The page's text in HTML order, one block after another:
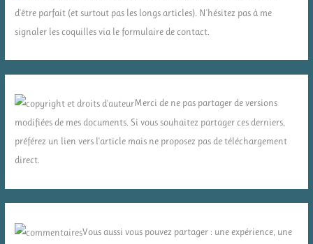
d'être parfait (et surtout pas les longs articles). N'hésitez pas à me
signaler les coquilles via le formulaire de contact.
Merci de ne pas partager de versions
modifiées de mes documents. Si vous souhaitez partager ces derniers,
préférez un lien vers l'article mais ne proposez pas de téléchargement
direct.
Vous aussi vous pouvez partager : une expérience, une